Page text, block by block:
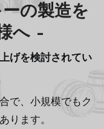
の製造を
へ–
げを検討されてい
で、小規模でもク
ります。